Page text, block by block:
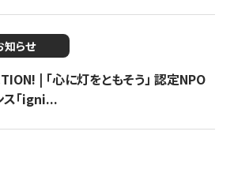
知らせ
| 「心に灯をともそう」 認定NPO
ス「igni...